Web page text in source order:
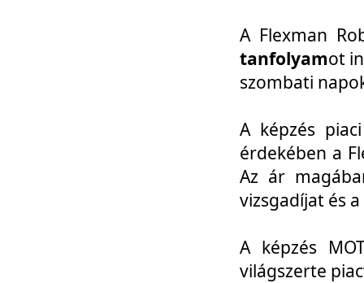
A Flexman
tanfolyamot
szombati
A képzés
érdekében a
Az ár
vizsgadíjat és
A képzés
világszerte